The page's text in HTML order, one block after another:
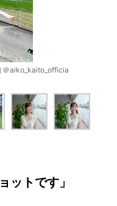
＠aiko_kaito_officia
ットです」